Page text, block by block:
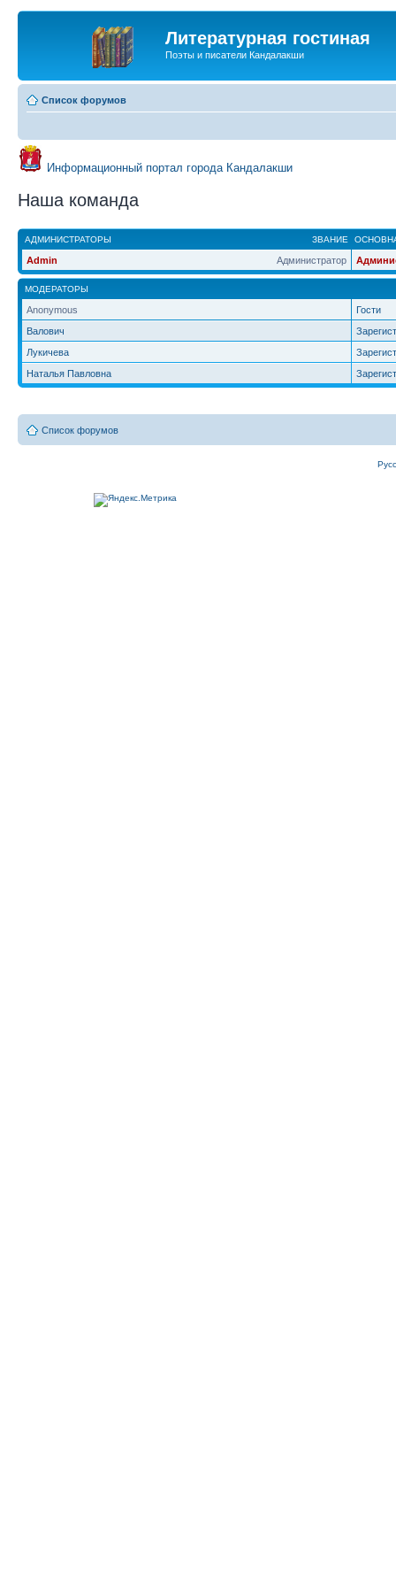
Литературная гостиная
Поэты и писатели Кандалакши
Список форумов
Информационный портал города Кандалакши
Наша команда
ЗВАНИЕ
АДМИНИСТРАТОРЫ
Администратор
Admin
МОДЕРАТОРЫ
Anonymous
Гости
Валович
Лукичева
Наталья Павловна
Список форумов